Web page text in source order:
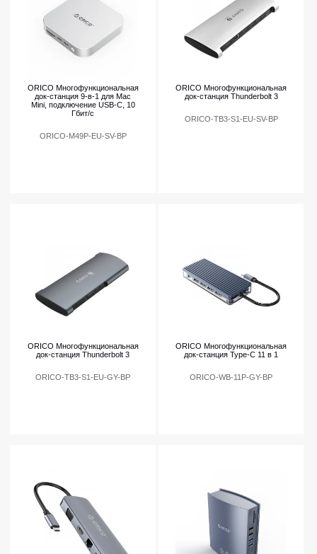
ORICO Многофункциональная
док-станция 9-в-1 для Mac
Mini, подключение USB-C, 10
Гбит/с
ORICO-M49P-EU-SV-BP
ORICO Многофункциональная
док-станция Thunderbolt 3
ORICO-TB3-S1-EU-SV-BP
ORICO Многофункциональная
док-станция Thunderbolt 3
ORICO-TB3-S1-EU-GY-BP
ORICO Многофункциональная
док-станция Type-C 11 в 1
ORICO-WB-11P-GY-BP